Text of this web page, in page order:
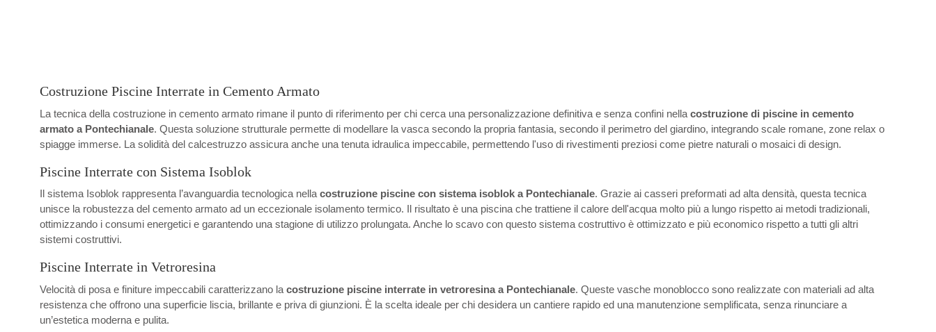
Costruzione Piscine Interrate in Cemento Armato
La tecnica della costruzione in cemento armato rimane il punto di riferimento per chi cerca una personalizzazione definitiva e senza confini nella costruzione di piscine in cemento
armato a Pontechianale. Questa soluzione strutturale permette di modellare la vasca secondo la propria fantasia, secondo il perimetro del giardino, integrando scale romane, zone relax o
spiagge immerse. La solidità del calcestruzzo assicura anche una tenuta idraulica impeccabile, permettendo l'uso di rivestimenti preziosi come pietre naturali o mosaici di design.
Piscine Interrate con Sistema Isoblok
Il sistema Isoblok rappresenta l’avanguardia tecnologica nella costruzione piscine con sistema isoblok a Pontechianale. Grazie ai casseri preformati ad alta densità, questa tecnica
unisce la robustezza del cemento armato ad un eccezionale isolamento termico. Il risultato è una piscina che trattiene il calore dell'acqua molto più a lungo rispetto ai metodi tradizionali,
ottimizzando i consumi energetici e garantendo una stagione di utilizzo prolungata. Anche lo scavo con questo sistema costruttivo è ottimizzato e più economico rispetto a tutti gli altri
sistemi costruttivi.
Piscine Interrate in Vetroresina
Velocità di posa e finiture impeccabili caratterizzano la costruzione piscine interrate in vetroresina a Pontechianale. Queste vasche monoblocco sono realizzate con materiali ad alta
resistenza che offrono una superficie liscia, brillante e priva di giunzioni. È la scelta ideale per chi desidera un cantiere rapido ed una manutenzione semplificata, senza rinunciare a
un’estetica moderna e pulita.